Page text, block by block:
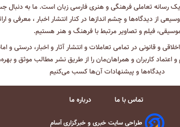
یک رسانه تعاملی فرهنگی و هنری فارسی زبان است. ما به
از دیدگاه‌ها و چشم انداز‌ها در کنار انتشار اخبار ، معرفی و
فیلم و تصاویر مرتبط با فرهنگ و هنر هستیم.
و قانونی در تمامی تعاملات و انتشار آثار و اخبار، درستی و
و اعتماد کاربران و همراهان‌مان را از طریق نشر مطالب موثق و
دیدگاه‌ها و پیشنهادات آن‌ها کسب می‌کنیم
تماس با ما درباره ما
طراحی سایت خبری و خبرگزاری آسام